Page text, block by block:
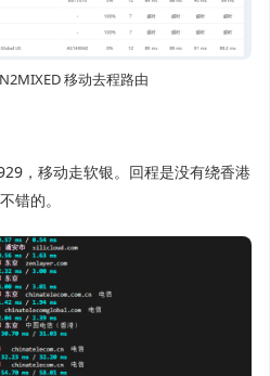
移动去程路由
，移动走软银。回程是没有绕香港
错的。